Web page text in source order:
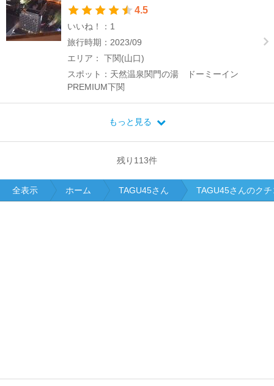
4.5
いいね！：1
旅行時期：2023/09
エリア： 下関(山口)
スポット：天然温泉関門の湯 ドーミーイン
PREMIUM下関
もっと見る
残り 113件
全表示 ホーム TAGU45さん TAGU45さんのク